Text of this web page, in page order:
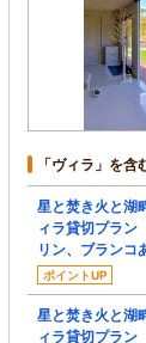
「ヴィラ」を含
星と焚き火と湖
ィラ貸切プラ
リン、ブランコ
ポイントUP
星と焚き火と湖
ィラ貸切プラ